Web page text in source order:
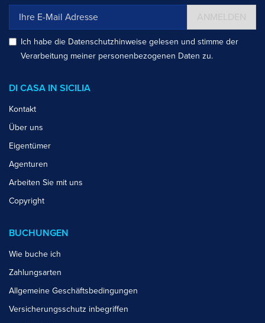
Ich habe die Datenschutzhinweise gelesen und stimme der
Verarbeitung meiner personenbezogenen Daten zu.
DI CASA IN SICILIA
Kontakt
Über uns
Eigentümer
Agenturen
Arbeiten Sie mit uns
Copyright
BUCHUNGEN
Wie buche ich
Zahlungsarten
Allgemeine Geschäftsbedingungen
Versicherungsschutz inbegriffen